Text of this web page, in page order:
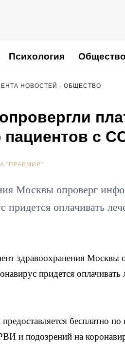
Психология Общество
НОВОСТЕЙ - ОБЩЕСТВО
с
"ПРАВМИР"
Москвы опроверг
придется оплачивать
здравоохранения Москвы
придется
бесплатно
и подозрений на